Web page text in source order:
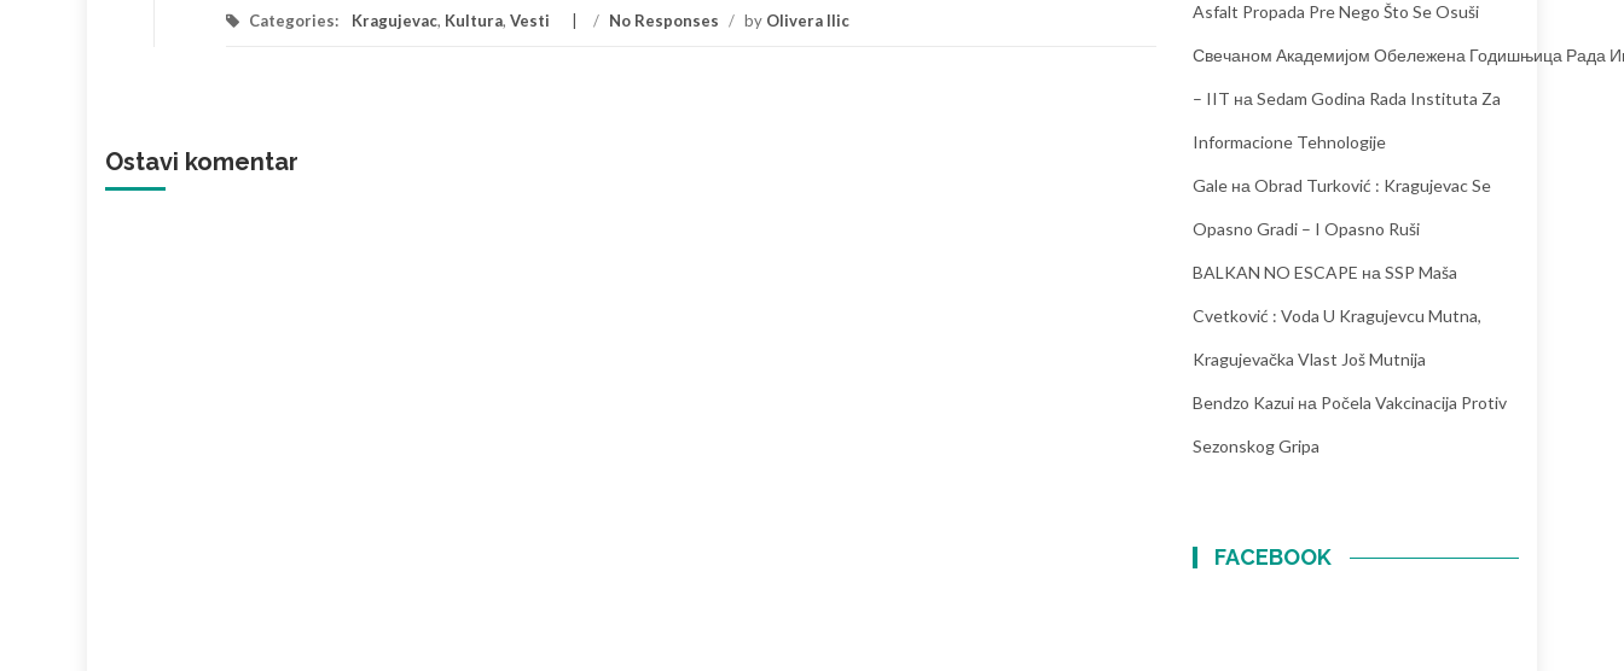
Categories: Kragujevac, Kultura, Vesti / No Responses / by Olivera Ilic
Ostavi komentar
Asfalt Propada Pre Nego Što Se Osuši
Свечаном Академијом Обележена Годишњица Рада
– IIT на Sedam Godina Rada Instituta Za
Informacione Tehnologije
Gale на Obrad Turković : Kragujevac Se
Opasno Gradi – I Opasno Ruši
BALKAN NO ESCAPE на SSP Maša
Cvetković : Voda U Kragujevcu Mutna,
Kragujevačka Vlast Još Mutnija
Bendzo Kazui на Počela Vakcinacija Protiv
Sezonskog Gripa
FACEBOOK